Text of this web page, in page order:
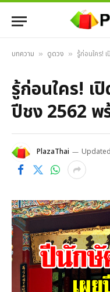
บทความ » ดูดวง » รู้ก่อนใคร!
รู้ก่อนใคร! เ
ปีชง 2562 พ
PlazaThai